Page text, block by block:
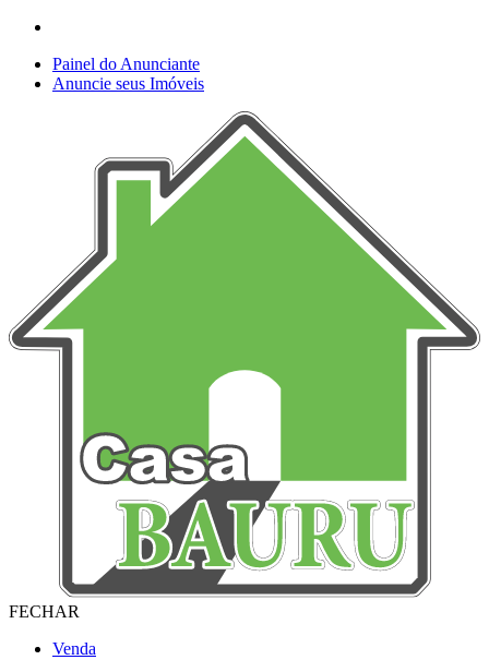
Painel do Anunciante
Anuncie seus Imóveis
FECHAR
Venda